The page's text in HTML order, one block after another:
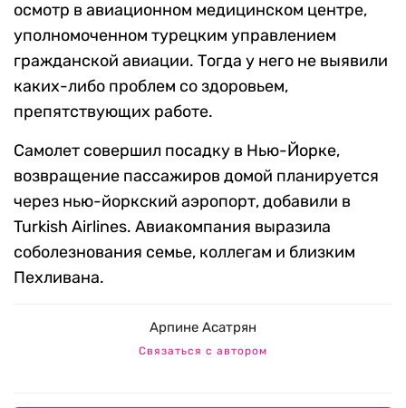
осмотр в авиационном медицинском центре,
уполномоченном турецким управлением
гражданской авиации. Тогда у него не выявили
каких-либо проблем со здоровьем,
препятствующих работе.
Самолет совершил посадку в Нью-Йорке,
возвращение пассажиров домой планируется
через нью-йоркский аэропорт, добавили в
Turkish Airlines. Авиакомпания выразила
соболезнования семье, коллегам и близким
Пехливана.
Арпине Асатрян
Связаться с автором